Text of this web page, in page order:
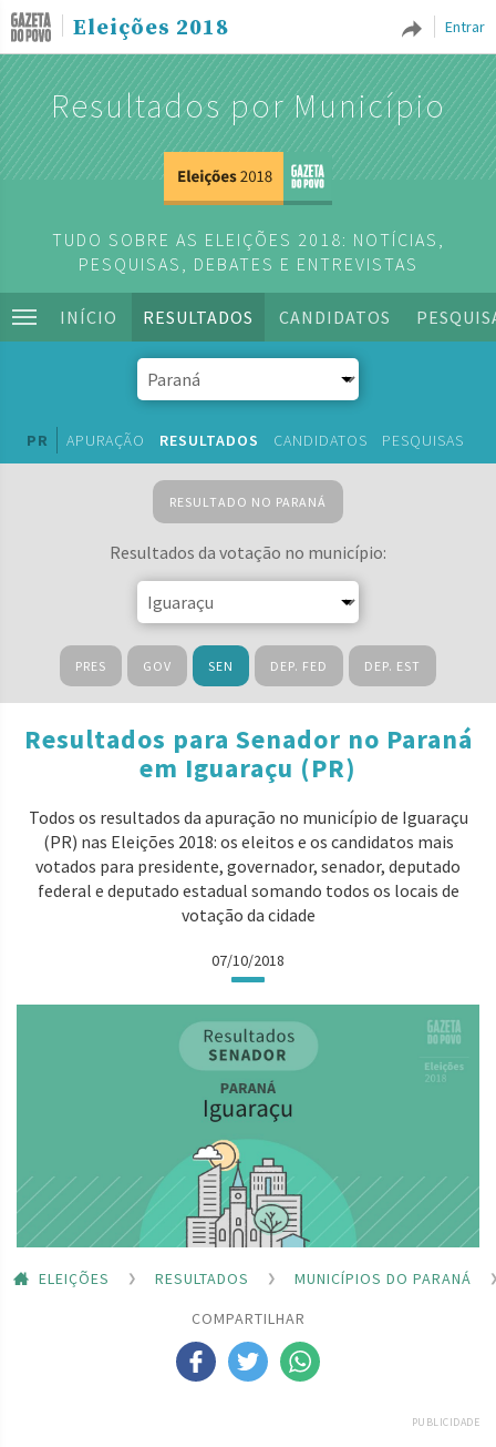
Entrar
Eleições 2018
Resultados por Município
TUDO SOBRE AS ELEIÇÕES 2018: NOTÍCIAS,
PESQUISAS, DEBATES E ENTREVISTAS
INÍCIO RESULTADOS CANDIDATOS
PR APURAÇÃO RESULTADOS CANDIDATOS PESQUISAS
RESULTADO NO PARANÁ
Resultados da votação no município:
PRES GOV SEN DEP. FED DEP. EST
Resultados para Senador no Paraná
em Iguaraçu (PR)
Todos os resultados da apuração no município de Iguaraçu
(PR) nas Eleições 2018: os eleitos e os candidatos mais
votados para presidente, governador, senador, deputado
federal e deputado estadual somando todos os locais de
votação da cidade
07/10/2018
ELEIÇÕES RESULTADOS
MUNICÍPIOS DO PARANÁ
COMPARTILHAR
PUBLICIDADE